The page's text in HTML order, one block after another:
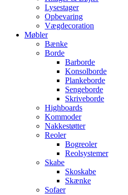
Lysestager
Opbevaring
Vægdecoration
Møbler
Bænke
Borde
Barborde
Konsolborde
Plankeborde
Sengeborde
Skriveborde
Highboards
Kommoder
Nakkestøtter
Reoler
Bogreoler
Reolsystemer
Skabe
Skoskabe
Skænke
Sofaer